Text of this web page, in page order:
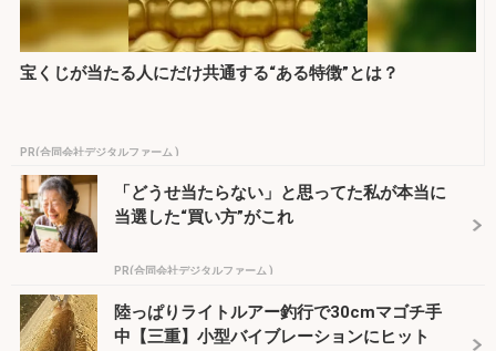
宝くじが当たる人にだけ共通する“ある特徴”とは？
PR(合同会社デジタルファーム )
「どうせ当たらない」と思ってた私が本当に
当選した“買い方”がこれ
PR(合同会社デジタルファーム )
陸っぱりライトルアー釣行で30cmマゴチ手
中【三重】小型バイブレーションにヒット